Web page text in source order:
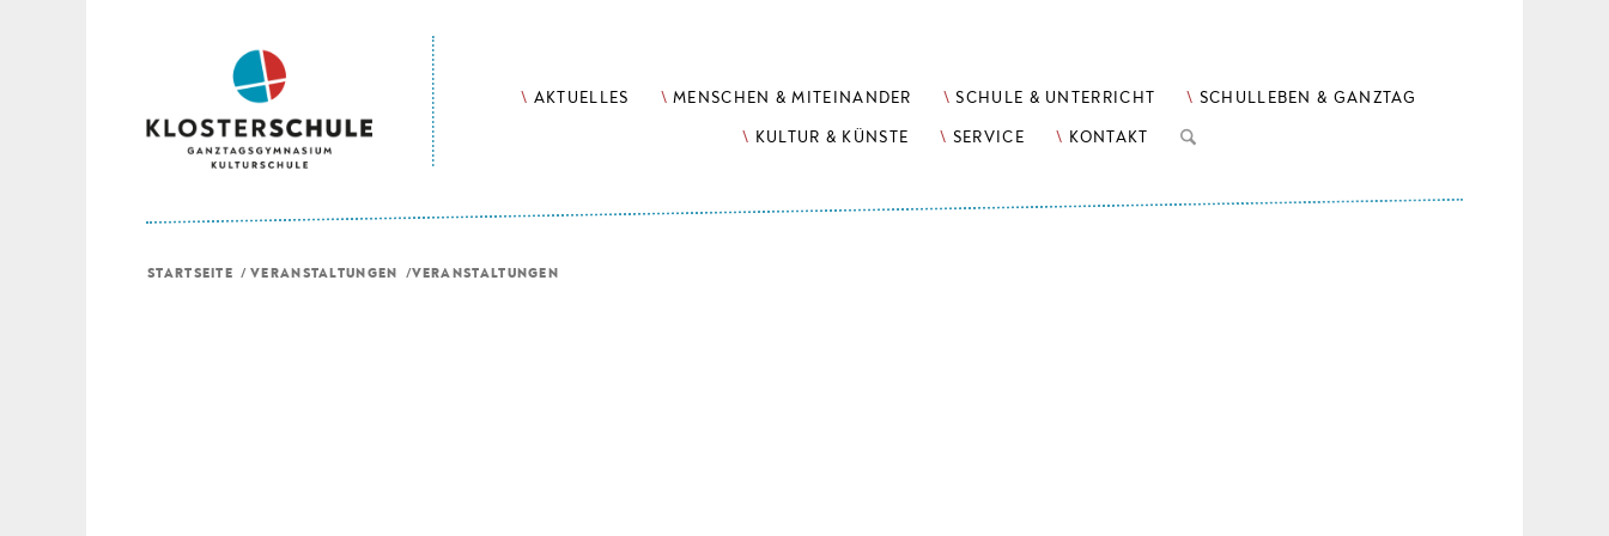
AKTUELLES MENSCHEN & MITEINANDER SCHULE & UNTERRICHT SCHULLEBEN & GANZTAG
KULTUR & KÜNSTE SERVICE KONTAKT
STARTSEITE / VERANSTALTUNGEN /VERANSTALTUNGEN